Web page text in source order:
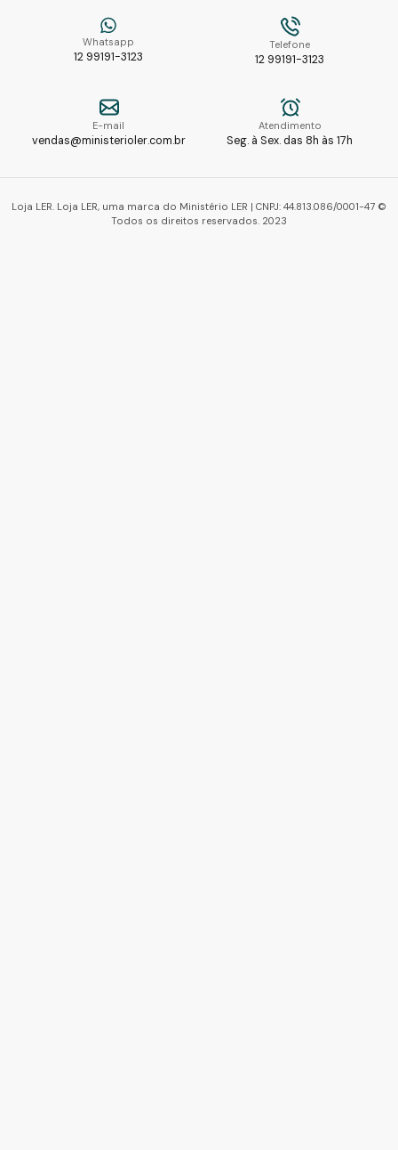
Whatsapp
12 99191-3123
Telefone
12 99191-3123
E-mail
vendas@ministerioler.com.br
Atendimento
Seg. à Sex. das 8h às 17h
Loja LER. Loja LER, uma marca do Ministério LER | CNPJ: 44.813.086/0001-47 ©
Todos os direitos reservados. 2023